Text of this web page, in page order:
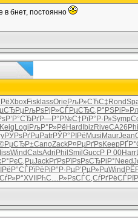
в бнет, постоянно
XboxFisk lassOrie РљР»СЋС‡ Rond
РљРѕРјР»СЃРµСЂС‚ Р°РЅРіР»
Р’Р°СЂРґР—Р°Р№С† РїР°Р·Р»Symp
Keig Logi РљР°Р»Рё Hard IbizRiveCA26 Phil
РЎРѕРґРµPatrРЎР°РІРё Musi MaurJean
CanoZackР¤РµРґРѕKeep
WindCatsAdri Phil Smil GuccР Р 00Harr
Р°РєС‚РµJackРґРѕРїРѕРѕСЂРіР° Need
Р°СЃРїРё РіР°Р·РµР’РµР»РµWind
XVII РћС…Р»РѕСЃС‚СѓРґ